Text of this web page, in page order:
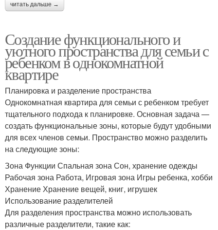
читать дальше →
Создание функционального и
уютного пространства для семьи с
ребенком в однокомнатной
квартире
Планировка и разделение пространства
Однокомнатная квартира для семьи с ребенком требует
тщательного подхода к планировке. Основная задача —
создать функциональные зоны, которые будут удобными
для всех членов семьи. Пространство можно разделить
на следующие зоны:
Зона Функции Спальная зона Сон, хранение одежды
Рабочая зона Работа, Игровая зона Игры ребенка, хобби
Хранение Хранение вещей, книг, игрушек
Использование разделителей
Для разделения пространства можно использовать
различные разделители, такие как: